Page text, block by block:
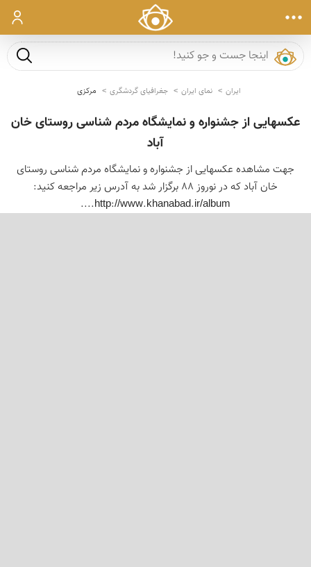
ورود
جست و
ایران نمای ایران جغرافیای گردشگری مرکزی
عکسهایی از جشنواره و نمایشگاه مردم شناسی روستای خان
آباد
جهت مشاهده عکسهایی از جشنواره و نمایشگاه مردم شناسی روستای
خان آباد که در نوروز 88 برگزار شد به آدرس زیر مراجعه کنید:
http://www.khanabad.ir/album....